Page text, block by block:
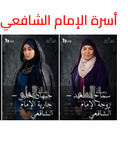
أسرة الإمام الشافعي
سماح السعيد –
زوجة الإمام
الشافعي
جيهان خليل –
جارية الإمام
الشافعي